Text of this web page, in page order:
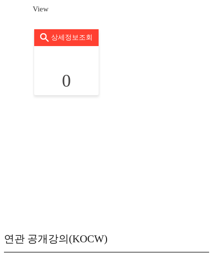
View
상세정보조회
0
연관 공개강의(KOCW)